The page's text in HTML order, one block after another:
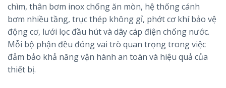
chìm, thân bơm inox chống ăn mòn, hệ thống cánh
bơm nhiều tầng, trục thép không gỉ, phớt cơ khí bảo vệ
động cơ, lưới lọc đầu hút và dây cáp điện chống nước.
Mỗi bộ phận đều đóng vai trò quan trọng trong việc
đảm bảo khả năng vận hành an toàn và hiệu quả của
thiết bị.